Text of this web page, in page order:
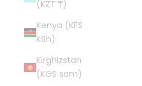
(KZT ₸)
Kenya (KES
KSh)
Kirghizstan
(KGS som)